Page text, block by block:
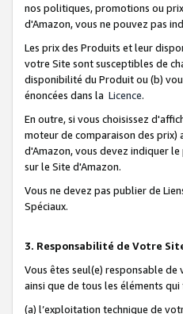
nos politiques, promotions ou
d'Amazon, vous ne pouvez pas
Les prix des Produits et leur
votre Site sont susceptibles de
disponibilité du Produit ou (b)
énoncées dans la Licence.
En outre, si vous choisissez
moteur de comparaison des
d'Amazon, vous devez indiquer
sur le Site d'Amazon.
Vous ne devez pas publier de
Spéciaux.
3. Responsabilité de Votre
Vous êtes seul(e) responsable
ainsi que de tous les éléments
(a) l’exploitation technique de